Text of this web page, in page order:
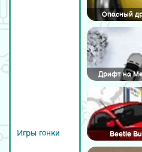
Игры гонки
Опасный
Дрифт на
Beetle